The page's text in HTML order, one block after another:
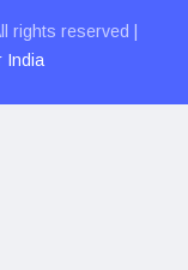
rights reserved |
India